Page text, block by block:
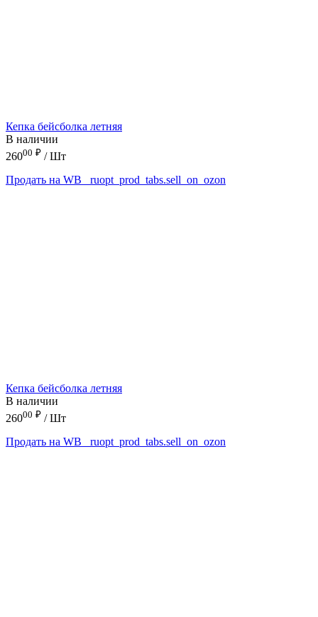
Кепка бейсболка летняя
В наличии
26000 ₽ / Шт
Продать на WB
_ruopt_prod_tabs.sell_on_ozon
Кепка бейсболка летняя
В наличии
26000 ₽ / Шт
Продать на WB
_ruopt_prod_tabs.sell_on_ozon